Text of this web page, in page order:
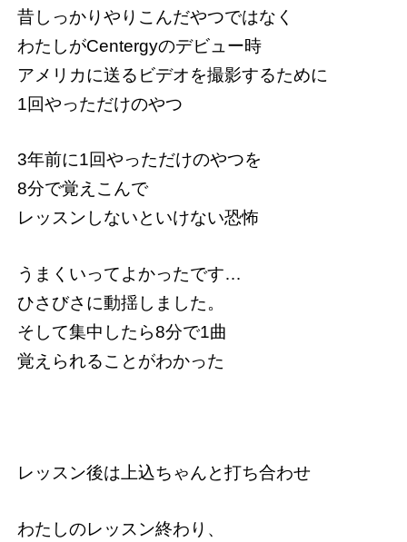
昔しっかりやりこんだやつではなく
わたしがCentergyのデビュー時
アメリカに送るビデオを撮影するために
1回やっただけのやつ
3年前に1回やっただけのやつを
8分で覚えこんで
レッスンしないといけない恐怖
うまくいってよかったです…
ひさびさに動揺しました。
そして集中したら8分で1曲
覚えられることがわかった
レッスン後は上込ちゃんと打ち合わせ
わたしのレッスン終わり、